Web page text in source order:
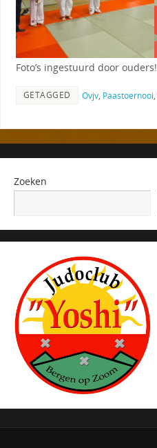
Foto’s ingestuurd door ouders!
GETAGGED Ovjv, Paastoernooi,
Zoeken